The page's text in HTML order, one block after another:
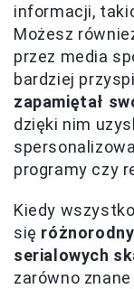
informacji,
Możesz
przez media
bardziej
zapamiętał
dzięki nim
programy czy
Kiedy
się
serialowych
zarówno